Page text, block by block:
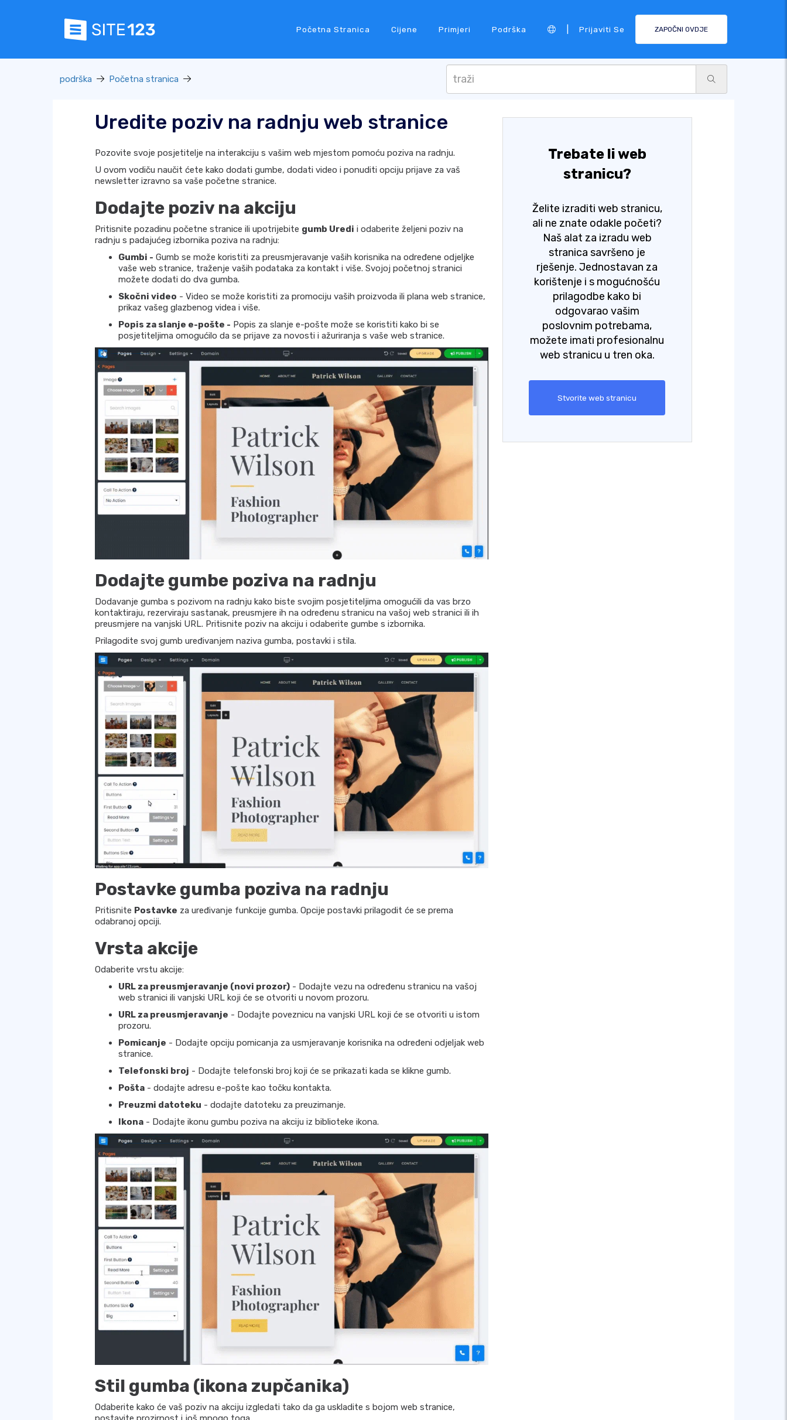
Početna Stranica Cijene Primjeri Podrška Prijaviti Se ZAPOČNI OVDJE
podrška Početna stranica
Uredite poziv na radnju web stranice
Pozovite svoje posjetitelje na interakciju s vašim web mjestom pomoću poziva na radnju.
U ovom vodiču naučit ćete kako dodati gumbe, dodati video i ponuditi opciju prijave za vaš
newsletter izravno sa vaše početne stranice.
Dodajte poziv na akciju
Pritisnite pozadinu početne stranice ili upotrijebite gumb Uredi i odaberite željeni poziv na
radnju s padajućeg izbornika poziva na radnju:
Gumbi - Gumb se može koristiti za preusmjeravanje vaših korisnika na određene odjeljke
vaše web stranice, traženje vaših podataka za kontakt i više. Svojoj početnoj stranici
možete dodati do dva gumba.
Skočni video - Video se može koristiti za promociju vaših proizvoda ili plana web stranice,
prikaz vašeg glazbenog videa i više.
Popis za slanje e-pošte - Popis za slanje e-pošte može se koristiti kako bi se
posjetiteljima omogućilo da se prijave za novosti i ažuriranja s vaše web stranice.
Dodajte gumbe poziva na radnju
Dodavanje gumba s pozivom na radnju kako biste svojim posjetiteljima omogućili da vas brzo
kontaktiraju, rezerviraju sastanak, preusmjere ih na određenu stranicu na vašoj web stranici ili ih
preusmjere na vanjski URL. Pritisnite poziv na akciju i odaberite gumbe s izbornika.
Prilagodite svoj gumb uređivanjem naziva gumba, postavki i stila.
Postavke gumba poziva na radnju
Pritisnite Postavke za uređivanje funkcije gumba. Opcije postavki prilagodit će se prema
odabranoj opciji.
Vrsta akcije
Odaberite vrstu akcije:
URL za preusmjeravanje (novi prozor) - Dodajte vezu na određenu stranicu na vašoj
web stranici ili vanjski URL koji će se otvoriti u novom prozoru.
URL za preusmjeravanje - Dodajte poveznicu na vanjski URL koji će se otvoriti u istom
prozoru.
Pomicanje - Dodajte opciju pomicanja za usmjeravanje korisnika na određeni odjeljak web
stranice.
Telefonski broj - Dodajte telefonski broj koji će se prikazati kada se klikne gumb.
Pošta - dodajte adresu e-pošte kao točku kontakta.
Preuzmi datoteku - dodajte datoteku za preuzimanje.
Ikona - Dodajte ikonu gumbu poziva na akciju iz biblioteke ikona.
Stil gumba (ikona zupčanika)
Odaberite kako će vaš poziv na akciju izgledati tako da ga uskladite s bojom web stranice,
Trebate li web
stranicu?
Želite izraditi web stranicu,
ali ne znate odakle početi?
Naš alat za izradu web
stranica savršeno je
rješenje. Jednostavan za
korištenje i s mogućnošću
prilagodbe kako bi
odgovarao vašim
poslovnim potrebama,
možete imati profesionalnu
web stranicu u tren oka.
Stvorite web stranicu